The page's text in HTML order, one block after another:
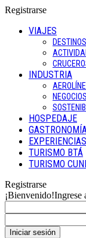
Registrarse
VIAJES
DESTINOS
INDUSTRIA
NEGOCIOS
HOSPEDAJE
EXPERIENCIAS
TURISMO BTÁ
TURISMO
Registrarse
¡Bienvenido!Ingrese